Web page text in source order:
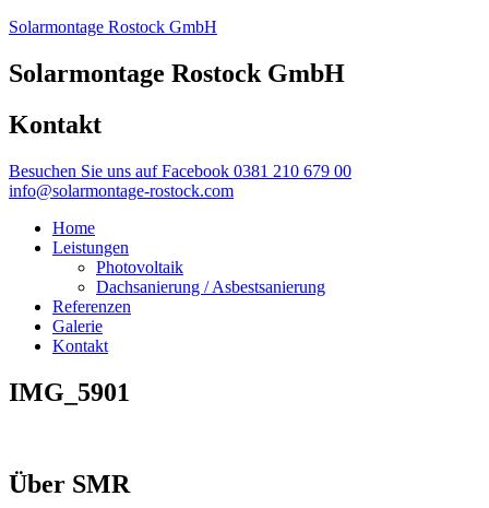
Solarmontage Rostock GmbH
Solarmontage Rostock GmbH
Kontakt
Besuchen Sie uns auf Facebook 0381 210 679 00
info@solarmontage-rostock.com
Home
Leistungen
Photovoltaik
Dachsanierung / Asbestsanierung
Referenzen
Galerie
Kontakt
IMG_5901
Über SMR